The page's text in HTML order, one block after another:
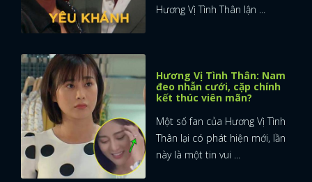
x
ĐĂNG NHẬP
Hương Vị Tình Thân lận ...
Hương Vị Tình Thân: Nam
đeo nhẫn cưới, cặp chính
kết thúc viên mãn?
Một số fan của Hương Vị Tình
Thân lại có phát hiện mới, lần
này là một tin vui ...